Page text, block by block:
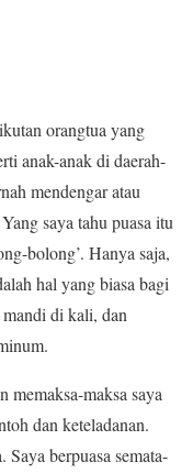
orangtua yang
anak-anak di daerah-
mendengar atau
saya tahu puasa itu
bolong’. Hanya saja,
hal yang biasa bagi
di kali, dan
memaksa-maksa saya
dan keteladanan.
berpuasa semata-